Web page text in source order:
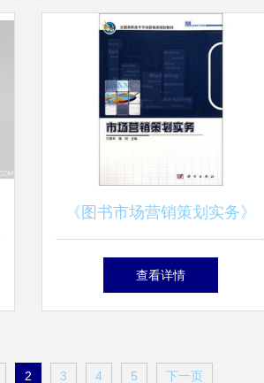
《图书市场营销策划实务》
高职高专市场营销人才培养的
查看详情
2 3 4 5 下一页